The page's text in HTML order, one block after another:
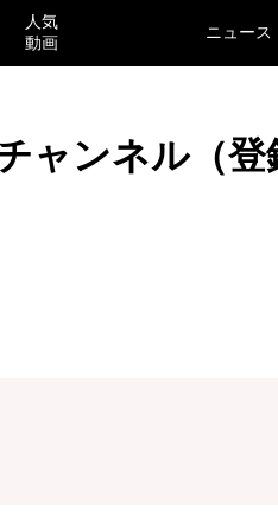
人気
動画
ニュース
ンネル（登